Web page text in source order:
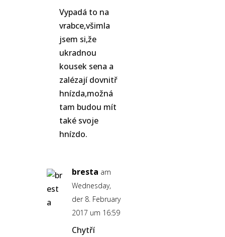
Vypadá to na
vrabce,všimla
jsem si,že
ukradnou
kousek sena a
zalézají dovnitř
hnízda,možná
tam budou mít
také svoje
hnízdo.
bresta am
Wednesday,
der 8. February
2017 um 16:59
Chytří